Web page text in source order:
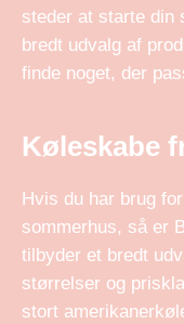
steder at starte din
bredt udvalg af
finde noget, der
Køleskabe
Hvis du har brug
sommerhus, så er
tilbyder et bredt
størrelser og
stort